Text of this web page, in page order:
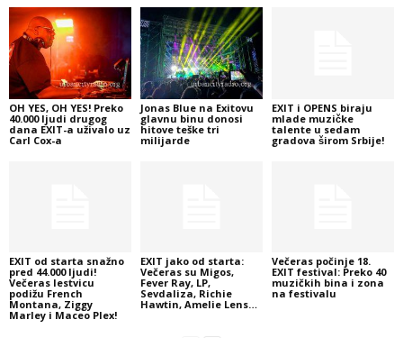
OH YES, OH YES! Preko
40.000 ljudi drugog
dana EXIT-a uživalo uz
Carl Cox-a
Jonas Blue na Exitovu
glavnu binu donosi
hitove teške tri
milijarde
EXIT i OPENS biraju
mlade muzičke
talente u sedam
gradova širom Srbije!
EXIT od starta snažno
pred 44.000 ljudi!
Večeras lestvicu
podižu French
Montana, Ziggy
Marley i Maceo Plex!
EXIT jako od starta:
Večeras su Migos,
Fever Ray, LP,
Sevdaliza, Richie
Hawtin, Amelie Lens…
Večeras počinje 18.
EXIT festival: Preko 40
muzičkih bina i zona
na festivalu